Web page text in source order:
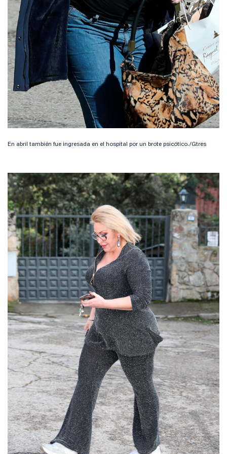
En abril también fue ingresada en el hospital por un brote psicótico./Gtres